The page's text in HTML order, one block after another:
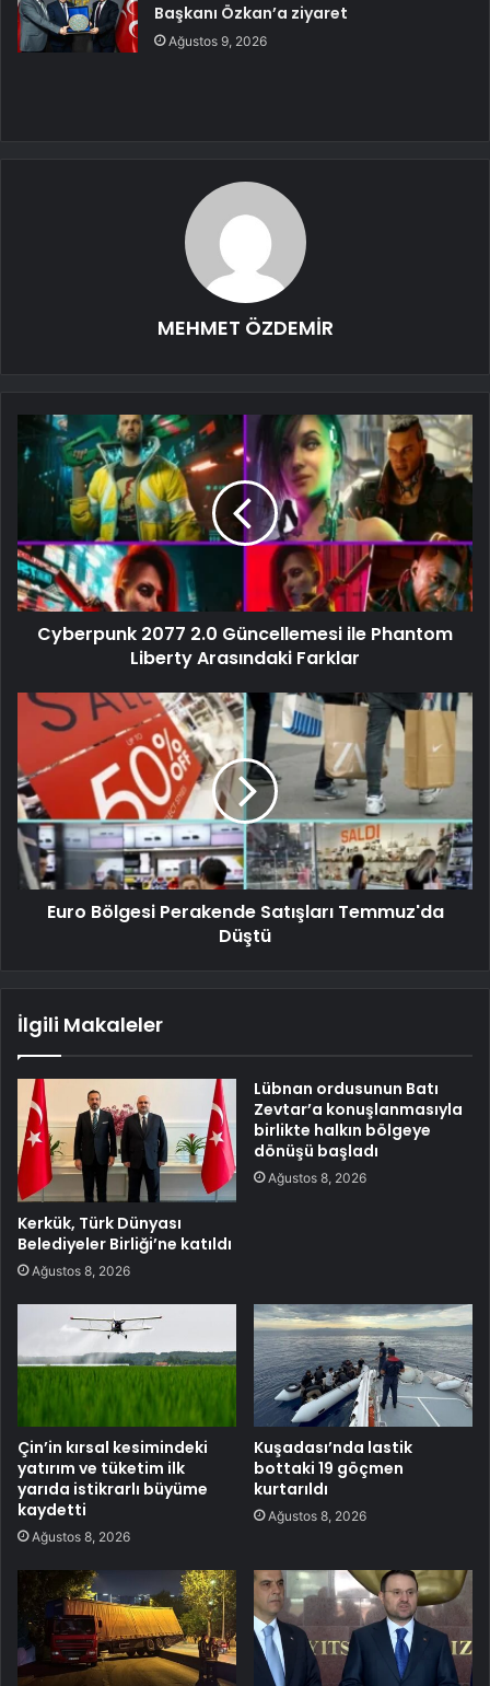
Başkanı Özkan’a ziyaret
Ağustos 9, 2026
MEHMET ÖZDEMİR
Cyberpunk 2077 2.0 Güncellemesi ile Phantom
Liberty Arasındaki Farklar
Euro Bölgesi Perakende Satışları Temmuz'da
Düştü
İlgili Makaleler
Kerkük, Türk Dünyası
Belediyeler Birliği’ne katıldı
Ağustos 8, 2026
Lübnan ordusunun Batı
Zevtar’a konuşlanmasıyla
birlikte halkın bölgeye
dönüşü başladı
Ağustos 8, 2026
Çin’in kırsal kesimindeki
yatırım ve tüketim ilk
yarıda istikrarlı büyüme
kaydetti
Ağustos 8, 2026
Kuşadası’nda lastik
bottaki 19 göçmen
kurtarıldı
Ağustos 8, 2026